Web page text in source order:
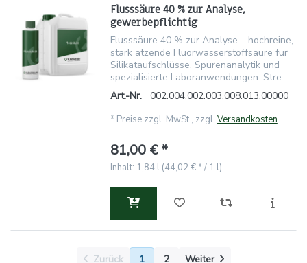
Flusssäure 40 % zur Analyse,
gewerbepflichtig
Flusssäure 40 % zur Analyse – hochreine,
stark ätzende Fluorwasserstoffsäure für
Silikataufschlüsse, Spurenanalytik und
spezialisierte Laboranwendungen. Stre...
Art.-Nr.
002.004.002.003.008.013.00000
* Preise zzgl. MwSt., zzgl. Versandkosten
81,00 € *
Inhalt: 1,84 l (44,02 € * / 1 l)
Zurück 1 2 Weiter